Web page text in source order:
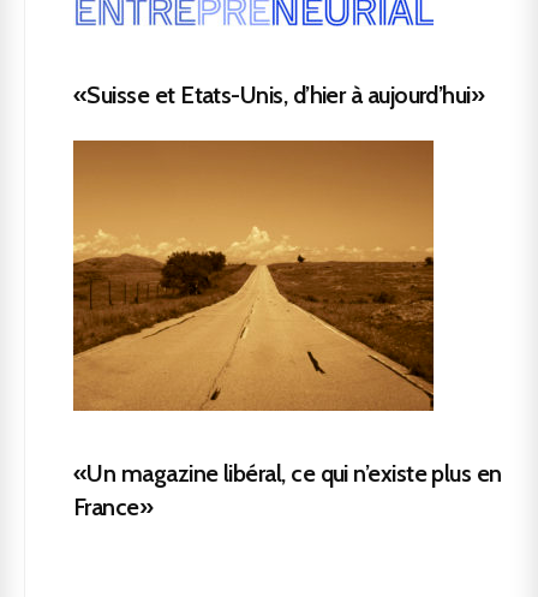
«Suisse et Etats-Unis, d’hier à aujourd’hui»
«Un magazine libéral, ce qui n’existe plus en
France»